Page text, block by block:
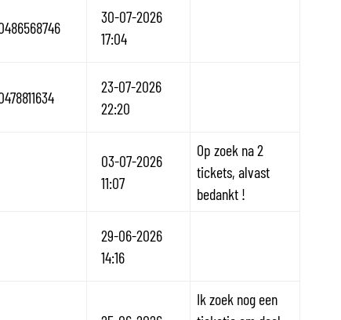
30-07-2026
17:04
23-07-2026
22:20
03-07-2026
11:07
Op zoek na 2
tickets, alvast
bedankt !
29-06-2026
14:16
Ik zoek nog een